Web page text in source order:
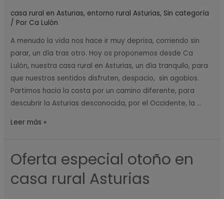
casa rural en Asturias, entorno rural Asturias, Sin categoría
/ Por Ca Lulón
A menudo la vida nos hace ir muy deprisa, corriendo sin
parar, un día tras otro. Hoy os proponemos desde Ca
Lulón, nuestra casa rural en Asturias, un día tranquilo, para
que nuestros sentidos disfruten, despacio, sin agobios.
Partimos hacia la costa por un camino diferente, para
descubrir la Asturias desconocida, por el Occidente, la …
de
Asturias
Leer más »
Oferta especial otoño en
casa rural Asturias
Oferta
otoño